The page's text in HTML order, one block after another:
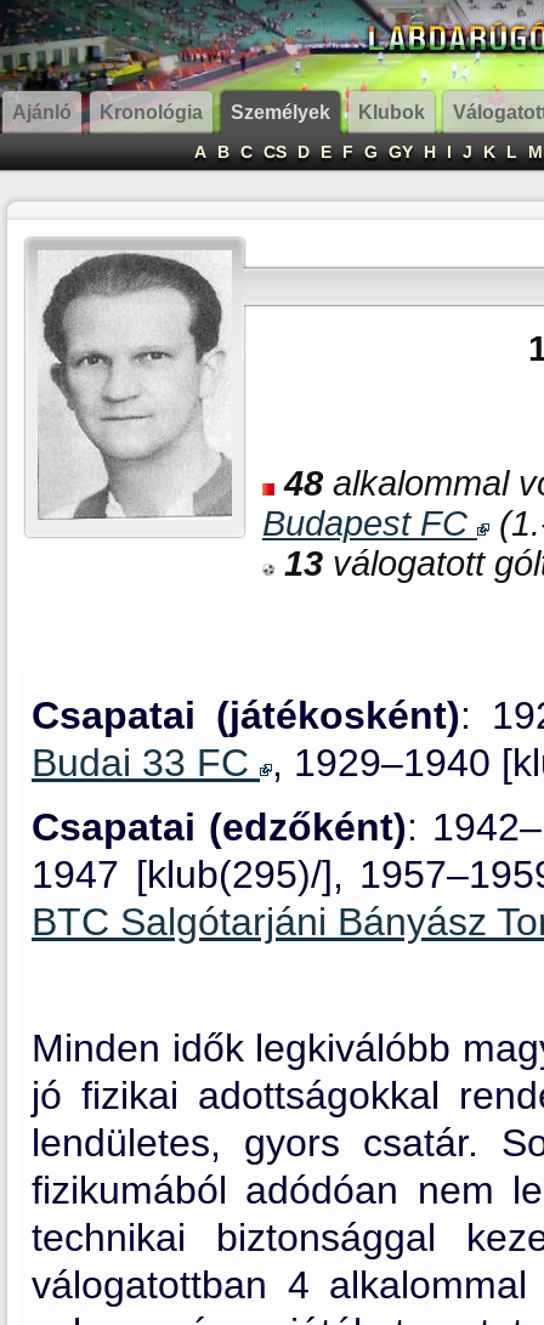
Ajánló Kronológia Személyek Klubok
A B C CS D E F G GY H I J K L M
48 alkalommal
Budapest FC
13 válogatott
Csapatai (játékosként):
Budai 33 FC
, 1929–1940
Csapatai (edzőként):
1947 [klub(295)/],
BTC Salgótarjáni Bányász
Minden idők legkiválóbb
jó fizikai adottságokkal
lendületes, gyors csatár.
fizikumából adódóan nem
technikai biztonsággal
válogatottban 4